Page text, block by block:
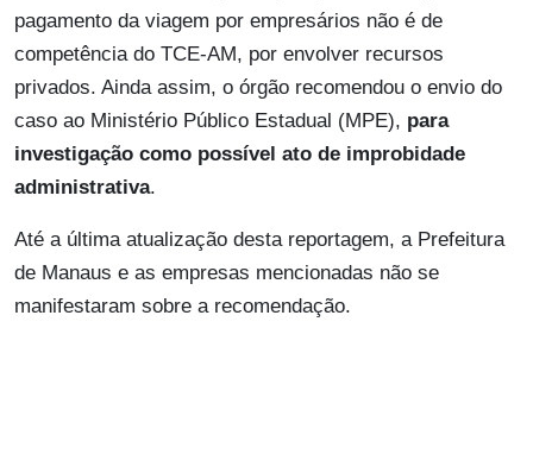
pagamento da viagem por empresários não é de
competência do TCE-AM, por envolver recursos
privados. Ainda assim, o órgão recomendou o envio do
caso ao Ministério Público Estadual (MPE), para
investigação como possível ato de improbidade
administrativa.
Até a última atualização desta reportagem, a Prefeitura
de Manaus e as empresas mencionadas não se
manifestaram sobre a recomendação.